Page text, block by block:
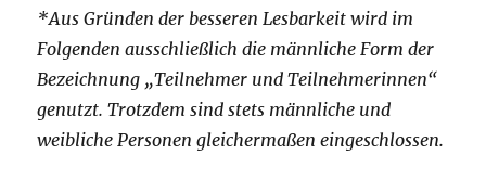
*Aus Gründen der besseren Lesbarkeit wird im
Folgenden ausschließlich die männliche Form der
Bezeichnung „Teilnehmer und Teilnehmerinnen“
genutzt. Trotzdem sind stets männliche und
weibliche Personen gleichermaßen eingeschlossen.